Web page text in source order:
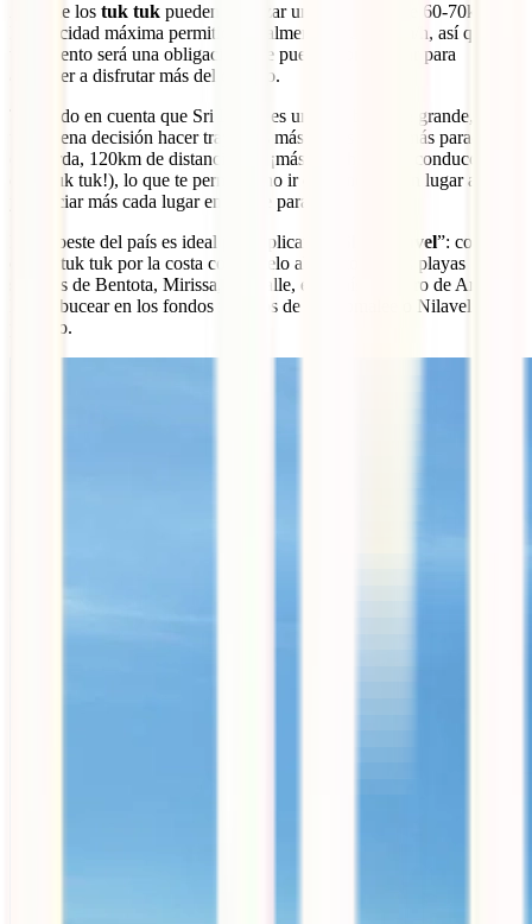
Aunque los tuk tuk pueden alcanzar una velocidad de 60-70km/h,
la velocidad máxima permitida legalmente es de 40km/h, así que
viajar lento será una obligación que puedes aprovechar para
aprender a disfrutar más del camino.
Teniendo en cuenta que Sri Lanka es una isla bastante grande, será
una buena decisión hacer trayectos más cortos y con más paradas
(recuerda, 120km de distancia son ¡más de 3 horas de conducción
en el tuk tuk!), lo que te permitirá no ir corriendo de un lugar a otro
y apreciar más cada lugar en el que paras.
El Suroeste del país es ideal para aplicar el
“Slow Travel”: conducir
con tu tuk tuk por la costa con el pelo al viento por las playas
salvajes de Bentota, Mirissa, Tangalle, el paraíso surfero de Arugam
Bay o bucear en los fondos marinos de Trincomalee o Nilaveli es un
planazo.